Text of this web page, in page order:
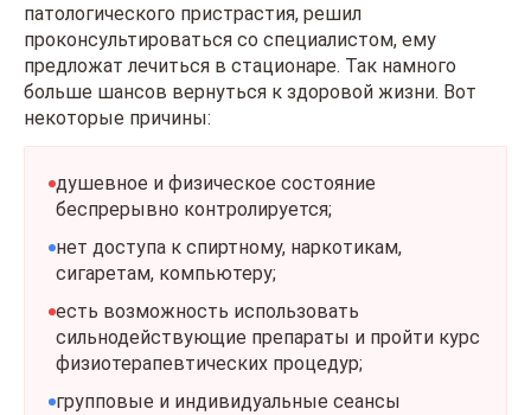
патологического пристрастия, решил
проконсультироваться со специалистом, ему
предложат лечиться в стационаре. Так намного
больше шансов вернуться к здоровой жизни. Вот
некоторые причины:
душевное и физическое состояние
беспрерывно контролируется;
нет доступа к спиртному, наркотикам,
сигаретам, компьютеру;
есть возможность использовать
сильнодействующие препараты и пройти курс
физиотерапевтических процедур;
групповые и индивидуальные сеансы